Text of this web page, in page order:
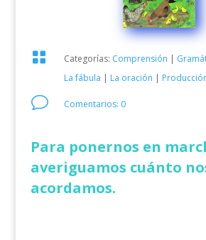
 Categorías: Comprensión |
La fábula | La oración |
v Comentarios: 0
Para ponernos en
averiguamos cuánto
acordamos.